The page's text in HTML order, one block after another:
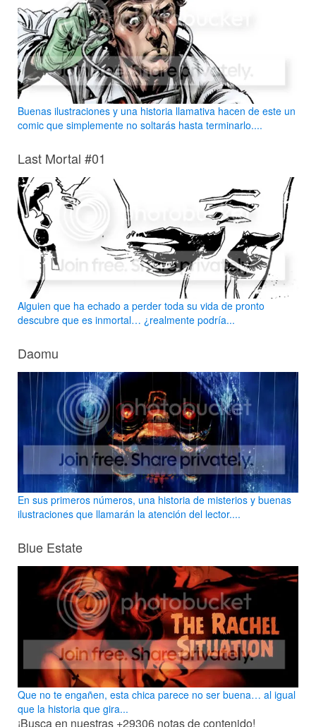
Buenas ilustraciones y una historia llamativa hacen de este un
comic que simplemente no soltarás hasta terminarlo....
Last Mortal #01
Alguien que ha echado a perder toda su vida de pronto
descubre que es inmortal… ¿realmente podría...
Daomu
En sus primeros números, una historia de misterios y buenas
ilustraciones que llamarán la atención del lector....
Blue Estate
Que no te engañen, esta chica parece no ser buena… al igual
que la historia que gira...
¡Busca en nuestras +29306 notas de contenido!